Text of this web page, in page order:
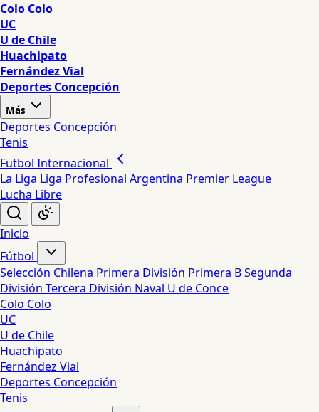
Colo Colo
UC
U de Chile
Huachipato
Fernández Vial
Deportes Concepción
Más
Deportes Concepción
Tenis
Futbol Internacional
La Liga Liga Profesional Argentina Premier League
Lucha Libre
Inicio
Fútbol
Selección Chilena Primera División Primera BSegunda
División Tercera División Naval U de Conce
Colo Colo
UC
U de Chile
Huachipato
Fernández Vial
Deportes Concepción
Tenis